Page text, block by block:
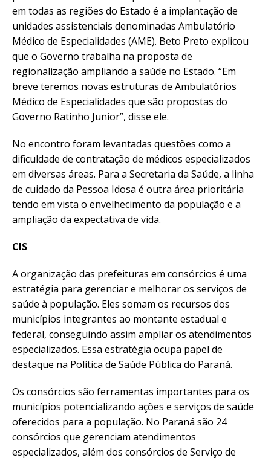
em todas as regiões do Estado é a implantação de
unidades assistenciais denominadas Ambulatório
Médico de Especialidades (AME). Beto Preto explicou
que o Governo trabalha na proposta de
regionalização ampliando a saúde no Estado. “Em
breve teremos novas estruturas de Ambulatórios
Médico de Especialidades que são propostas do
Governo Ratinho Junior”, disse ele.
No encontro foram levantadas questões como a
dificuldade de contratação de médicos especializados
em diversas áreas. Para a Secretaria da Saúde, a linha
de cuidado da Pessoa Idosa é outra área prioritária
tendo em vista o envelhecimento da população e a
ampliação da expectativa de vida.
CIS
A organização das prefeituras em consórcios é uma
estratégia para gerenciar e melhorar os serviços de
saúde à população. Eles somam os recursos dos
municípios integrantes ao montante estadual e
federal, conseguindo assim ampliar os atendimentos
especializados. Essa estratégia ocupa papel de
destaque na Política de Saúde Pública do Paraná.
Os consórcios são ferramentas importantes para os
municípios potencializando ações e serviços de saúde
oferecidos para a população. No Paraná são 24
consórcios que gerenciam atendimentos
especializados, além dos consórcios de Serviço de